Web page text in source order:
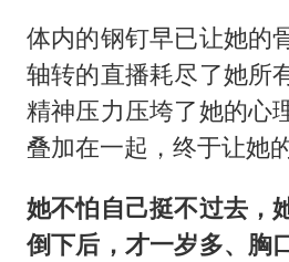
体内的钢钉早已让她的
轴转的直播耗尽了她所
精神压力压垮了她的心
叠加在一起，终于让她
她不怕自己挺不过去，
倒下后，才一岁多、胸